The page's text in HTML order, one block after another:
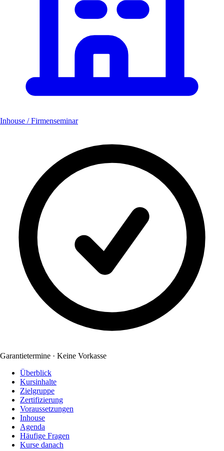
Inhouse / Firmenseminar
Garantietermine · Keine Vorkasse
Überblick
Kursinhalte
Zielgruppe
Zertifizierung
Voraussetzungen
Inhouse
Agenda
Häufige Fragen
Kurse danach